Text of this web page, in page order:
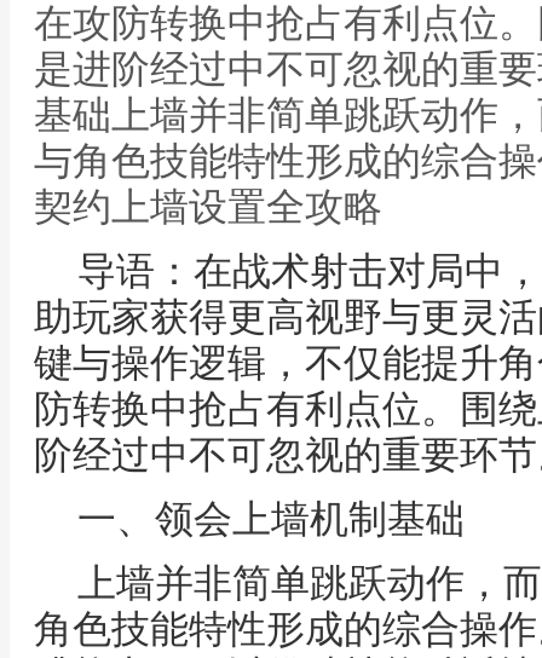
在攻防转换中抢占有利点位
是进阶经过中不可忽视的重
基础上墙并非简单跳跃动作
与角色技能特性形成的综合
契约上墙设置全攻略
导语：在战术射击对局中
助玩家获得更高视野与更灵
键与操作逻辑，不仅能提升
防转换中抢占有利点位。围
阶经过中不可忽视的重要环
一、领会上墙机制基础
上墙并非简单跳跃动作，
角色技能特性形成的综合操